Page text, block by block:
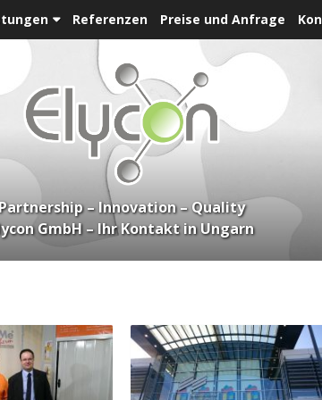
Referenzen Preise und Anfrage
– Innovation – Quality
GmbH – Ihr Kontakt in Ungarn